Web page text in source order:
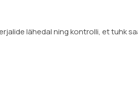
lähedal ning kontrolli, et tuhk